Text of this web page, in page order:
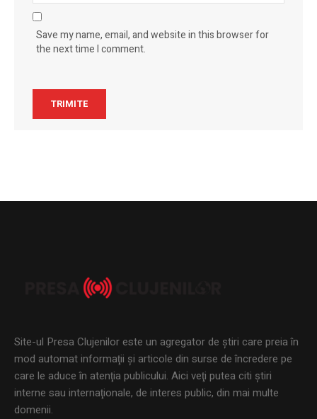
Save my name, email, and website in this browser for
the next time I comment.
Site-ul Presa Clujenilor este un agregator de ştiri care preia în
mod automat informaţii şi articole din surse de încredere pe
care le aduce în atenţia publicului. Aici veţi putea citi ştiri
interne sau internaţionale, de interes public, din mai multe
domenii.